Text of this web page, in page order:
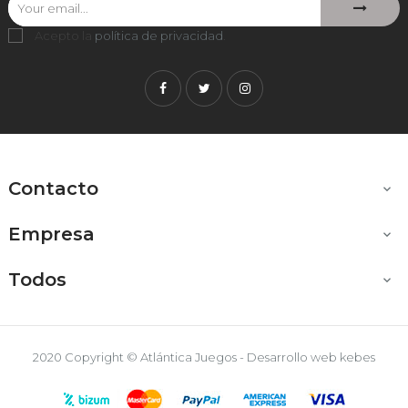
Acepto la política de privacidad
FacebookTwitterInstagram
Contacto 
Empresa 
Todos 
2020 Copyright © Atlántica Juegos - Desarrollo web kebes